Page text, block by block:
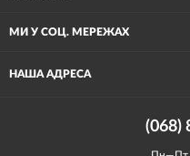
МИ У СОЦ. МЕРЕЖАХ
НАША АДРЕСА
(068)